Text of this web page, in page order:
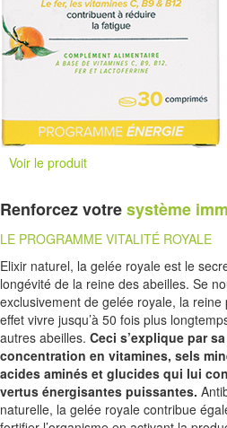
Voir le produit
Renforcez votresystème
LE PROGRAMME VITALITÉ ROYALE
Elixir naturel, la gelée royale est le
longévité de la reine des abeilles. Se
exclusivement de gelée royale, la reine
effet vivre jusqu’à 50 fois plus
autres abeilles. Ceci s’explique par
concentration en vitamines, sels
acides aminés et glucides qui lui
vertus énergisantes puissantes.
naturelle, la gelée royale contribue